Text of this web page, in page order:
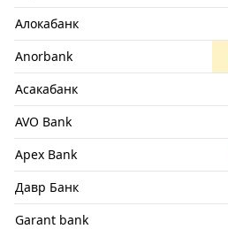
Алокабанк
Anorbank
Асакабанк
AVO Bank
Apex Bank
Давр Банк
Garant bank